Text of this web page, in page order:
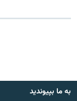
به ما بپیوندید